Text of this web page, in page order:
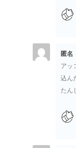
匿名
アッ
込ん
たん